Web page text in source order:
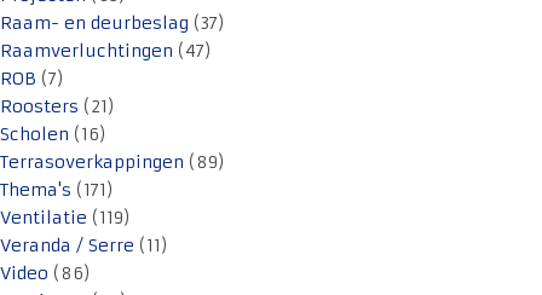
Raam- en deurbeslag (37)
Raamverluchtingen (47)
ROB (7)
Roosters (21)
Scholen (16)
Terrasoverkappingen (89)
Thema's (171)
Ventilatie (119)
Veranda / Serre (11)
Video (86)